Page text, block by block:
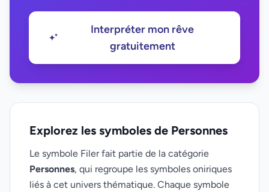
Interpréter mon rêve
gratuitement
Explorez les symboles de Personnes
Le symbole Filer fait partie de la catégorie
Personnes, qui regroupe les symboles oniriques
liés à cet univers thématique. Chaque symbole